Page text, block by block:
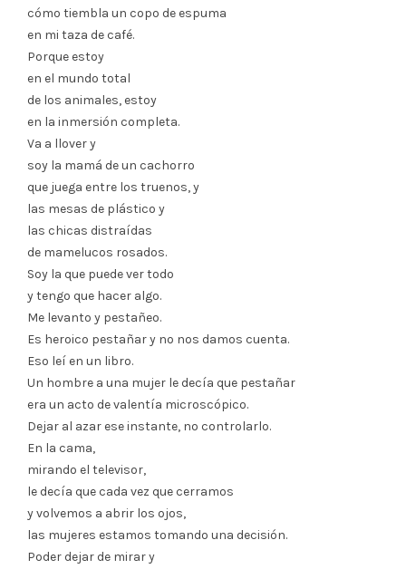
cómo tiembla un copo de espuma
en mi taza de café.
Porque estoy
en el mundo total
de los animales, estoy
en la inmersión completa.
Va a llover y
soy la mamá de un cachorro
que juega entre los truenos, y
las mesas de plástico y
las chicas distraídas
de mamelucos rosados.
Soy la que puede ver todo
y tengo que hacer algo.
Me levanto y pestañeo.
Es heroico pestañar y no nos damos cuenta.
Eso leí en un libro.
Un hombre a una mujer le decía que pestañar
era un acto de valentía microscópico.
Dejar al azar ese instante, no controlarlo.
En la cama,
mirando el televisor,
le decía que cada vez que cerramos
y volvemos a abrir los ojos,
las mujeres estamos tomando una decisión.
Poder dejar de mirar y